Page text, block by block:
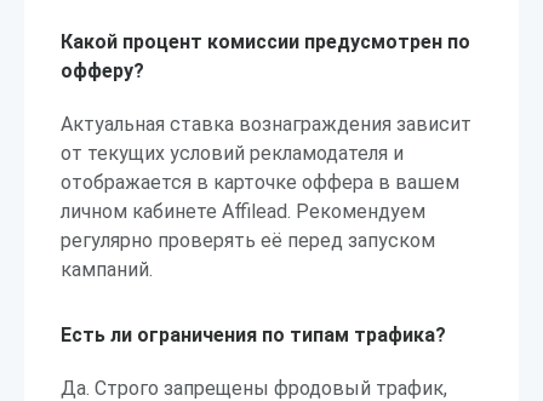
Какой процент комиссии предусмотрен по
офферу?
Актуальная ставка вознаграждения зависит
от текущих условий рекламодателя и
отображается в карточке оффера в вашем
личном кабинете Affilead. Рекомендуем
регулярно проверять её перед запуском
кампаний.
Есть ли ограничения по типам трафика?
Да. Строго запрещены фродовый трафик,